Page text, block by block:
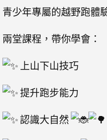
青少年專屬的越野跑體
兩堂課程，帶你學會：
上山下山技巧
提升跑步能力
認識大自然